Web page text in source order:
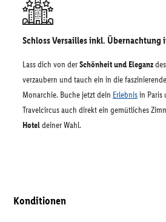
Schloss Versailles inkl. Übernachtung
Lass dich von derSchönheit und Eleganz
verzaubern und tauch ein in die
Monarchie. Buche jetzt dein Erlebnisin Paris
Travelcircus auch direkt ein gemütliches
Hoteldeiner Wahl.
Konditionen